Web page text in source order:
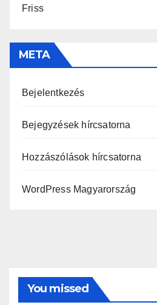
Friss
META
Bejelentkezés
Bejegyzések hírcsatorna
Hozzászólások hírcsatorna
WordPress Magyarország
You missed